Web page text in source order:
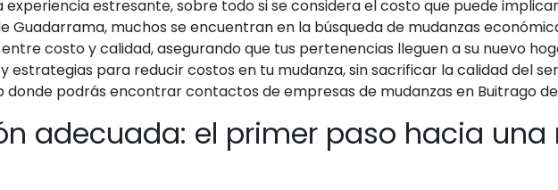
experiencia estresante, sobre todo si se considera el costo que puede
Guadarrama, muchos se encuentran en la búsqueda de mudanzas
costo y calidad, asegurando que tus pertenencias lleguen a su nuevo
estrategias para reducir costos en tu mudanza, sin sacrificar la calidad del
donde podrás encontrar contactos de empresas de mudanzas en Buitrago
adecuada: el primer paso hacia